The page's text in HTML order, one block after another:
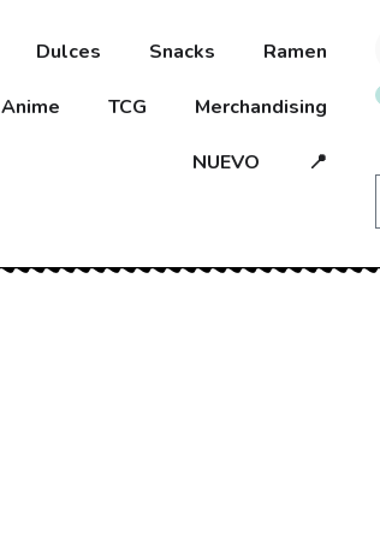
Dulces Snacks Ramen
Anime TCG Merchandising
NUEVO 📍